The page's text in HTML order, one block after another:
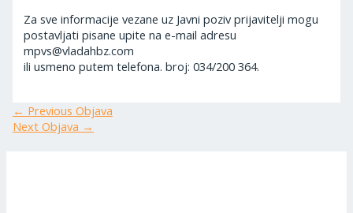
Za sve informacije vezane uz Javni poziv prijavitelji mogu
postavljati pisane upite na e-mail adresu
mpvs@vladahbz.com
ili usmeno putem telefona. broj: 034/200 364.
← Previous Objava
Next Objava →